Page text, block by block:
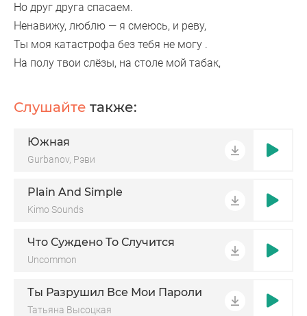
Но друг друга спасаем.
Ненавижу, люблю — я смеюсь, и реву,
Ты моя катастрофа без тебя не могу .
На полу твои слёзы, на столе мой табак,
Слушайте также:
Южная
Gurbanov, Рэви
Plain And Simple
Kimo Sounds
Что Суждено То Случится
Uncommon
Ты Разрушил Все Мои Пароли
Татьяна Высоцкая